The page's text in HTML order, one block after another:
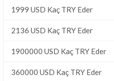
1999 USD Kaç TRY Eder
2136 USD Kaç TRY Eder
1900000 USD Kaç TRY Eder
360000 USD Kaç TRY Eder